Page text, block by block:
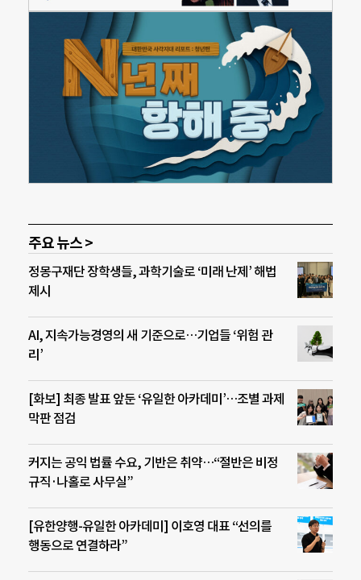
주요 뉴스 >
정몽구재단 장학생들, 과학기술로 ‘미래 난제’ 해법
제시
AI, 지속가능경영의 새 기준으로…기업들 ‘위험 관
리’
[화보] 최종 발표 앞둔 ‘유일한 아카데미’…조별 과제
막판 점검
커지는 공익 법률 수요, 기반은 취약…“절반은 비정
규직·나홀로 사무실”
[유한양행-유일한 아카데미] 이호영 대표 “선의를
행동으로 연결하라”